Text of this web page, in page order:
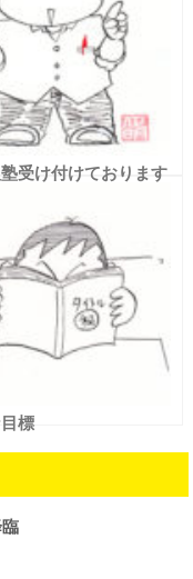
受け付けております
標